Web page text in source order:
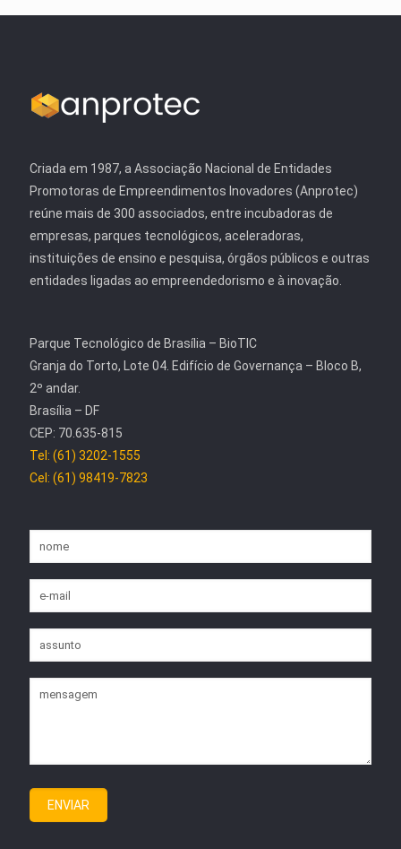
Criada em 1987, a Associação Nacional de Entidades
Promotoras de Empreendimentos Inovadores (Anprotec)
reúne mais de 300 associados, entre incubadoras de
empresas, parques tecnológicos, aceleradoras,
instituições de ensino e pesquisa, órgãos públicos e outras
entidades ligadas ao empreendedorismo e à inovação.
Parque Tecnológico de Brasília – BioTIC
Granja do Torto, Lote 04. Edifício de Governança – Bloco B,
2º andar.
Brasília – DF
CEP: 70.635-815
Tel: (61) 3202-1555
Cel: (61) 98419-7823